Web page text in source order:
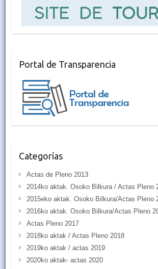
Portal de Transparencia
Categorías
Actas de Pleno 2013
2014ko aktak. Osoko Bilkura / Actas Pleno
2015eko aktak. Osoko Bilkura/Actas Pleno
2016ko aktak. Osoko Bilkura/Actas Pleno
Actas Pleno 2017
2018ko aktak / Actas Pleno 2018
2019ko aktak / actas 2019
2020ko aktak- actas 2020